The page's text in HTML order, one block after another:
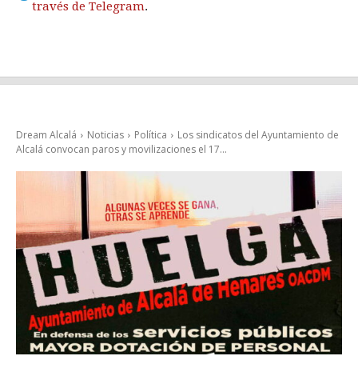
través de Telegram.